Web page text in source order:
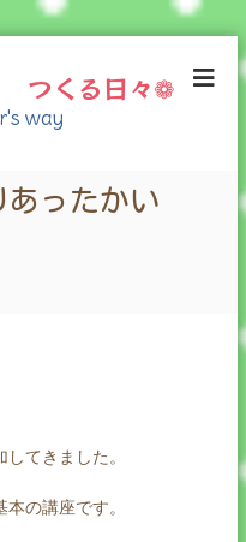
つくる日々❁
way
あったかい
してきました。
の講座です。